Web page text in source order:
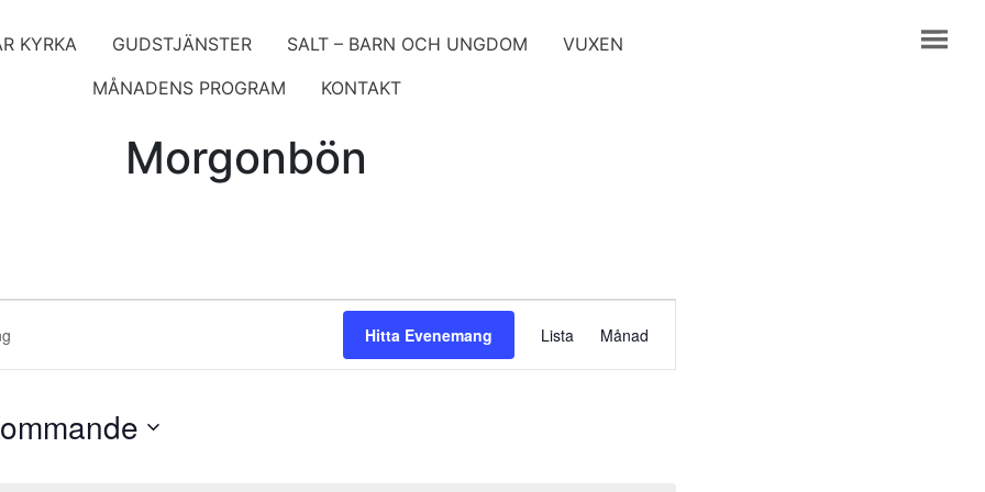
KYRKA GUDSTJÄNSTER SALT – BARN OCH UNGDOM
VUXEN
MÅNADENS PROGRAM
KONTAKT
Morgonbön
Hitta Evenemang
vynavigering
Lista Månad